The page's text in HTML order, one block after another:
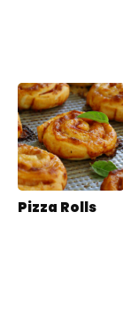
Pizza Rolls